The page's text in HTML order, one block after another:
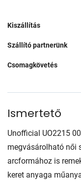
Kiszállítás
Szállító partnerünk
Csomagkövetés
Ismertető
Unofficial UO2215
megvásárolható női
arcformához is
keret anyaga